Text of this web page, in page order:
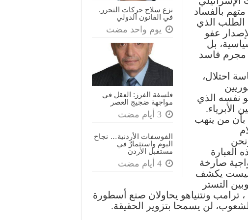
نزع سلاح حركات التحرر.
في القانون الدولي
‏يوم واحد مضت
فلسفة الفرز: العقل في
مواجهة ضجيج العصر
الفوسفات الأردنية… نجاح
اليوم واستثمارٌ في
مستقبل الأردن
بالفساد
الذي
عفو
بل
فاسد
احتلال،
نفسه الذي
الأبرياء.
بأن من ينهب
العبارة
صارخة
يكشف
التستر
، ترامب ونتنياهو يحاولان صنع أسطورة
لن يسمحا بتزوير الحقيقة.